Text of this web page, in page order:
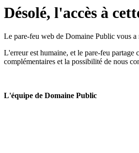
Désolé, l'accès à
Le pare-feu web de Domaine Public vous a
L'erreur est humaine, et le pare-feu partage
complémentaires et la possibilité de nous
L'équipe de Domaine Public